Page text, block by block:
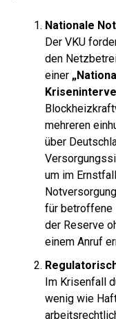
Nationale
Der VKU
den
einer
mehreren
über
um im
für betroffene
der Reserve
einem Anruf
Im Krisenfall
wenig wie